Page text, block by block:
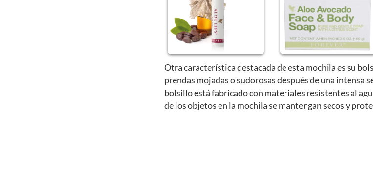
Otra característica destacada de esta mochila es su
prendas mojadas o sudorosas después de una intensa
bolsillo está fabricado con materiales resistentes al
de los objetos en la mochila se mantengan secos y